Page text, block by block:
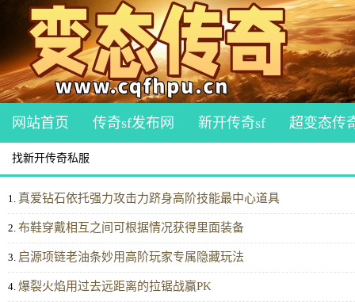
网站首页 传奇sf发布网 新开传奇sf 超变态传
找新开传奇私服
1. 真爱钻石依托强力攻击力跻身高阶技能最中心道具
2. 布鞋穿戴相互之间可根据情况获得里面装备
3. 启源项链老油条妙用高阶玩家专属隐藏玩法
4. 爆裂火焰用过去远距离的拉锯战赢PK